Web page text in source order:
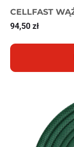
CELLFAST
94,50 zł